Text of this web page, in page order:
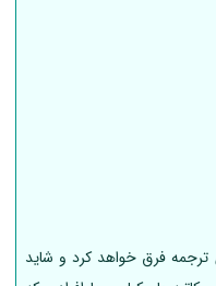
ترجمه فرق خواهد کرد و شاید